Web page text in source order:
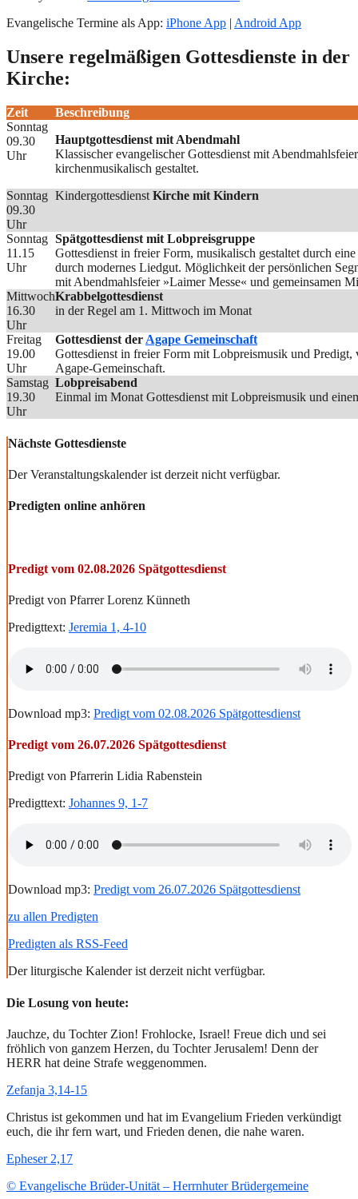
Evangelische Termine als App: iPhone App | Android App
Unsere regelmäßigen Gottesdienste in der
Kirche:
Zeit
Beschreibung
Sonntag
09.30
Uhr
Hauptgottesdienst mit Abendmahl
Klassischer evangelischer Gottesdienst mit
kirchenmusikalisch gestaltet.
Sonntag
09.30
Uhr
Kindergottesdienst Kirche mit Kindern
Sonntag
11.15
Uhr
Spätgottesdienst mit Lobpreisgruppe
Gottesdienst in freier Form, musikalisch gestaltet durch
durch modernes Liedgut. Möglichkeit der persönlichen
mit Abendmahlsfeier »Laimer Messe« und gemeinsamen
Mittwoch
16.30
Uhr
Krabbelgottesdienst
in der Regel am 1. Mittwoch im Monat
Freitag
19.00
Uhr
Gottesdienst der Agape Gemeinschaft
Gottesdienst in freier Form mit Lobpreismusik und Predigt,
Agape-Gemeinschaft.
Samstag
19.30
Uhr
Lobpreisabend
Einmal im Monat Gottesdienst mit Lobpreismusik und
Nächste Gottesdienste
Der Veranstaltungskalender ist derzeit nicht verfügbar.
Predigten online anhören
Predigt vom 02.08.2026 Spätgottesdienst
Predigt von Pfarrer Lorenz Künneth
Predigttext: Jeremia 1, 4-10
Download mp3: Predigt vom 02.08.2026 Spätgottesdienst
Predigt vom 26.07.2026 Spätgottesdienst
Predigt von Pfarrerin Lidia Rabenstein
Predigttext: Johannes 9, 1-7
Download mp3: Predigt vom 26.07.2026 Spätgottesdienst
zu allen Predigten
Predigten als RSS-Feed
Der liturgische Kalender ist derzeit nicht verfügbar.
Die Losung von heute:
Jauchze, du Tochter Zion! Frohlocke, Israel! Freue dich und sei
fröhlich von ganzem Herzen, du Tochter Jerusalem! Denn der
HERR hat deine Strafe weggenommen.
Zefanja 3,14-15
Christus ist gekommen und hat im Evangelium Frieden verkündigt
euch, die ihr fern wart, und Frieden denen, die nahe waren.
Epheser 2,17
© Evangelische Brüder-Unität – Herrnhuter Brüdergemeine